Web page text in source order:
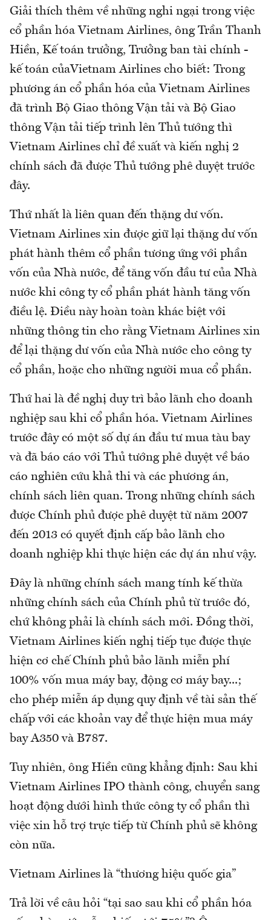
Giải thích thêm về những nghi ngại trong việc
cổ phần hóa Vietnam Airlines, ông Trần Thanh
Hiền, Kế toán trưởng, Trưởng ban tài chính -
kế toán củaVietnam Airlines cho biết: Trong
phương án cổ phần hóa của Vietnam Airlines
đã trình Bộ Giao thông Vận tải và Bộ Giao
thông Vận tải tiếp trình lên Thủ tướng thì
Vietnam Airlines chỉ đề xuất và kiến nghị 2
chính sách đã được Thủ tướng phê duyệt trước
đây.
Thứ nhất là liên quan đến thặng dư vốn.
Vietnam Airlines xin được giữ lại thặng dư vốn
phát hành thêm cổ phần tương ứng với phần
vốn của Nhà nước, để tăng vốn đầu tư của Nhà
nước khi công ty cổ phần phát hành tăng vốn
điều lệ. Điều này hoàn toàn khác biệt với
những thông tin cho rằng Vietnam Airlines xin
để lại thặng dư vốn của Nhà nước cho công ty
cổ phần, hoặc cho những người mua cổ phần.
Thứ hai là đề nghị duy trì bảo lãnh cho doanh
nghiệp sau khi cổ phần hóa. Vietnam Airlines
trước đây có một số dự án đầu tư mua tàu bay
và đã báo cáo với Thủ tướng phê duyệt về báo
cáo nghiên cứu khả thi và các phương án,
chính sách liên quan. Trong những chính sách
được Chính phủ được phê duyệt từ năm 2007
đến 2013 có quyết định cấp bảo lãnh cho
doanh nghiệp khi thực hiện các dự án như vậy.
Đây là những chính sách mang tính kế thừa
những chính sách của Chính phủ từ trước đó,
chứ không phải là chính sách mới. Đồng thời,
Vietnam Airlines kiến nghị tiếp tục được thực
hiện cơ chế Chính phủ bảo lãnh miễn phí
100% vốn mua máy bay, động cơ máy bay...;
cho phép miễn áp dụng quy định về tài sản thế
chấp với các khoản vay để thực hiện mua máy
bay A350 và B787.
Tuy nhiên, ông Hiền cũng khẳng định: Sau khi
Vietnam Airlines IPO thành công, chuyển sang
hoạt động dưới hình thức công ty cổ phần thì
việc xin hỗ trợ trực tiếp từ Chính phủ sẽ không
còn nữa.
Vietnam Airlines là “thương hiệu quốc gia”
Trả lời về câu hỏi “tại sao sau khi cổ phần hóa